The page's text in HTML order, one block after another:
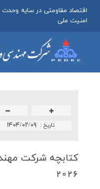
اقتصاد مقاومتی در سایه وحدت
امنیت ملی
تاريخ : ۱۴۰۴/۰۲/۰۹
2026